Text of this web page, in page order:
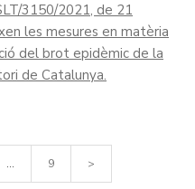
3150/2021, de 21
les mesures en matèria
del brot epidèmic de la
de Catalunya.
... 9 >